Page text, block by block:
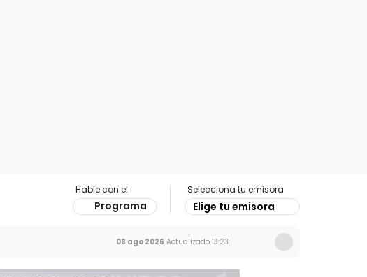
Hable con el
Programa
Selecciona tu emisora
Elige tu emisora
08 ago 2026 Actualizado 13:23